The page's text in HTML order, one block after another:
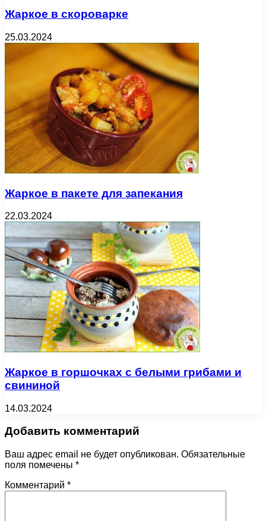
Жаркое в скороварке
25.03.2024
Жаркое в пакете для запекания
22.03.2024
Жаркое в горшочках с белыми грибами и
свининой
14.03.2024
Добавить комментарий
Ваш адрес email не будет опубликован. Обязательные
поля помечены *
Комментарий *